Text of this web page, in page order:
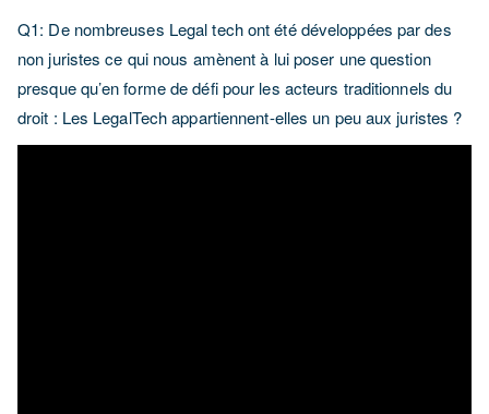
Q1: De nombreuses Legal tech ont été développées par des
non juristes ce qui nous amènent à lui poser une question
presque qu’en forme de défi pour les acteurs traditionnels du
droit : Les LegalTech appartiennent-elles un peu aux juristes ?